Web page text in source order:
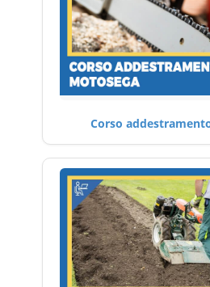
Corso